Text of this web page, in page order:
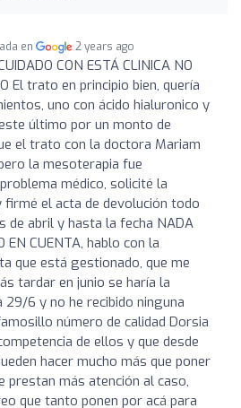
en 2 years ago
CON ESTÁ CLINICA NO
El trato en principio bien, quería
uno con ácido hialuronico y
último por un monto de
el trato con la doctora Mariam
la mesoterapia fue
médico, solicité la
firmé el acta de devolución todo
de abril y hasta la fecha NADA
EN CUENTA, hablo con la
que está gestionado, que me
tardar en junio se haría la
6 y no he recibido ninguna
número de calidad Dorsia
de ellos y que desde
hacer mucho más que poner
prestan más atención al caso,
que tanto ponen por acá para